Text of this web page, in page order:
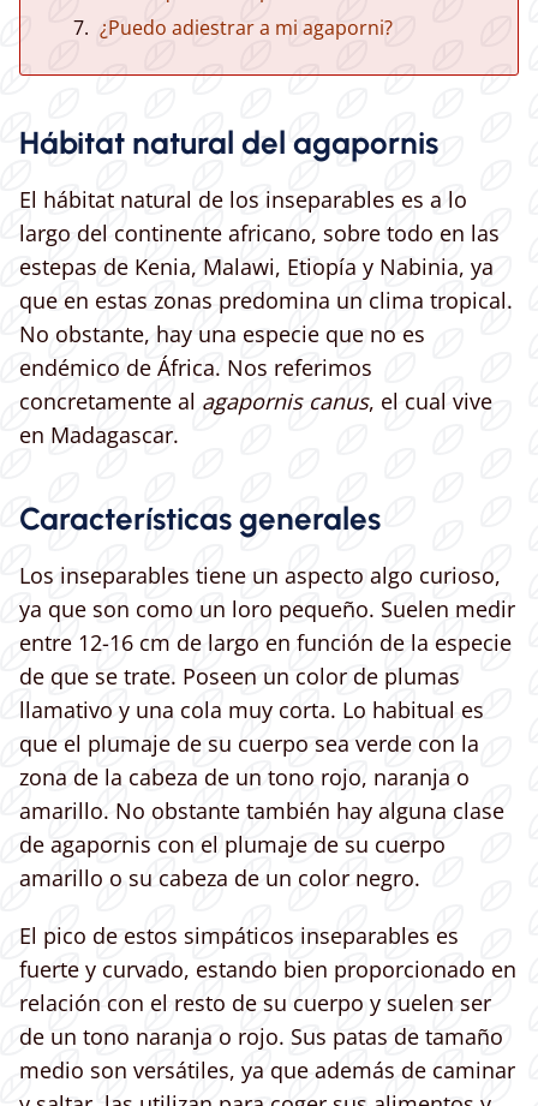
¿Puedo adiestrar a mi agaporni?
Hábitat natural del agapornis
El hábitat natural de los inseparables es a lo
largo del continente africano, sobre todo en las
estepas de Kenia, Malawi, Etiopía y Nabinia, ya
que en estas zonas predomina un clima tropical.
No obstante, hay una especie que no es
endémico de África. Nos referimos
concretamente al agapornis canus, el cual vive
en Madagascar.
Características generales
Los inseparables tiene un aspecto algo curioso,
ya que son como un loro pequeño. Suelen medir
entre 12-16 cm de largo en función de la especie
de que se trate. Poseen un color de plumas
llamativo y una cola muy corta. Lo habitual es
que el plumaje de su cuerpo sea verde con la
zona de la cabeza de un tono rojo, naranja o
amarillo. No obstante también hay alguna clase
de agapornis con el plumaje de su cuerpo
amarillo o su cabeza de un color negro.
El pico de estos simpáticos inseparables es
fuerte y curvado, estando bien proporcionado en
relación con el resto de su cuerpo y suelen ser
de un tono naranja o rojo. Sus patas de tamaño
medio son versátiles, ya que además de caminar